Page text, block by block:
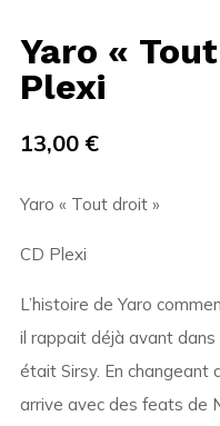
Yaro «
Plexi
13,00 €
Yaro « Tout droit »
CD Plexi
L’histoire de Yaro
il rappait déjà avant dans
était Sirsy. En changeant
arrive avec des feats de